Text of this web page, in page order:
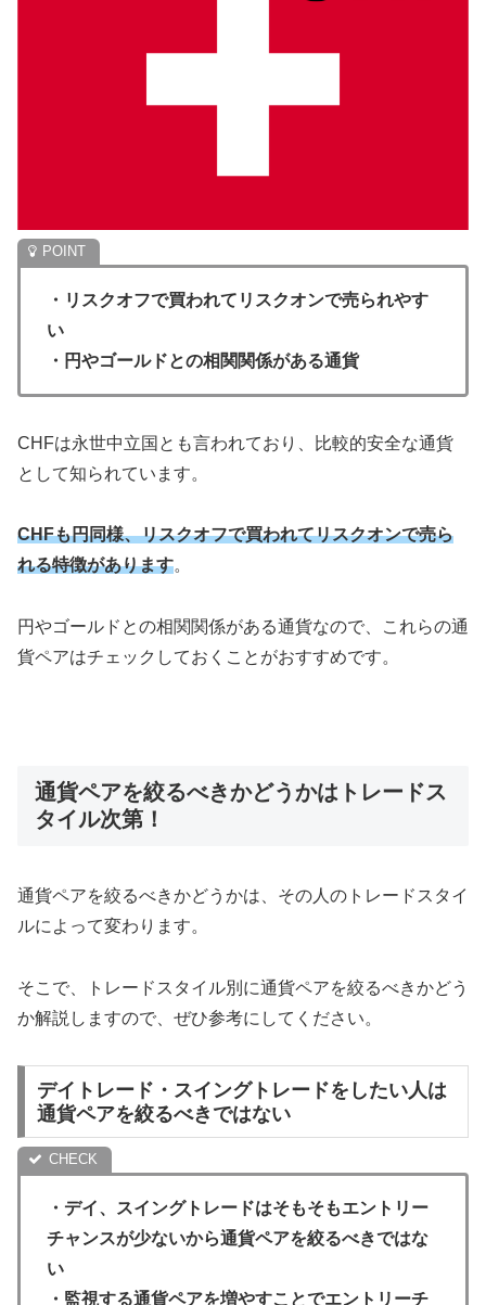
・リスクオフで買われてリスクオンで売られやす
い
・円やゴールドとの相関関係がある通貨
CHFは永世中立国とも言われており、比較的安全な通貨
として知られています。
CHFも円同様、リスクオフで買われてリスクオンで売ら
れる特徴があります。
円やゴールドとの相関関係がある通貨なので、これらの通
貨ペアはチェックしておくことがおすすめです。
通貨ペアを絞るべきかどうかはトレードス
タイル次第！
通貨ペアを絞るべきかどうかは、その人のトレードスタイ
ルによって変わります。
そこで、トレードスタイル別に通貨ペアを絞るべきかどう
か解説しますので、ぜひ参考にしてください。
デイトレード・スイングトレードをしたい人は
通貨ペアを絞るべきではない
・デイ、スイングトレードはそもそもエントリー
チャンスが少ないから通貨ペアを絞るべきではな
い
・監視する通貨ペアを増やすことでエントリーチ